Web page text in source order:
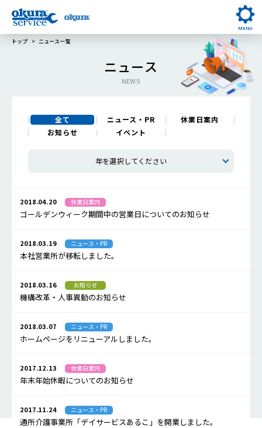
MENU
トップ ニュース一覧
ニュース
NEWS
全て ニュース・PR
休業日案内
お知らせ
イベント
年を選択してください
2018.04.20 休業日案内
ゴールデンウィーク期間中の営業日についてのお知らせ
2018.03.19 ニュース・PR
本社営業所が移転しました。
2018.03.16 お知らせ
機構改革・人事異動のお知らせ
2018.03.07 ニュース・PR
ホームページをリニューアルしました。
2017.12.13 休業日案内
年末年始休暇についてのお知らせ
2017.11.24 ニュース・PR
通所介護事業所「デイサービスあるこ」を開業しました。